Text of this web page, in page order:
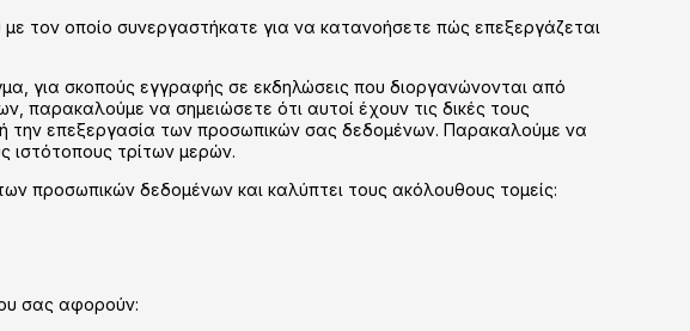
τον οποίο συνεργαστήκατε για να κατανοήσετε πώς επεξεργάζεται
για σκοπούς εγγραφής σε εκδηλώσεις που διοργανώνονται από
παρακαλούμε να σημειώσετε ότι αυτοί έχουν τις δικές τους
ή την επεξεργασία των προσωπικών σας δεδομένων. Παρακαλούμε να
ιστότοπους τρίτων μερών.
προσωπικών δεδομένων και καλύπτει τους ακόλουθους τομείς:
σας αφορούν: